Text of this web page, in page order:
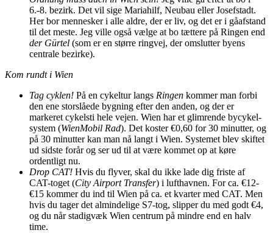
6.-8. bezirk. Det vil sige Mariahilf, Neubau eller Josefstadt.
Her bor mennesker i alle aldre, der er liv, og det er i gåafstand
til det meste. Jeg ville også vælge at bo tættere på Ringen end
der Gürtel (som er en større ringvej, der omslutter byens
centrale bezirke).
Kom rundt i Wien
Tag cyklen! På en cykeltur langs Ringen kommer man forbi
den ene storslåede bygning efter den anden, og der er
markeret cykelsti hele vejen. Wien har et glimrende bycykel-
system (WienMobil Rad). Det koster €0,60 for 30 minutter, og
på 30 minutter kan man nå langt i Wien. Systemet blev skiftet
ud sidste forår og ser ud til at være kommet op at køre
ordentligt nu.
Drop CAT! Hvis du flyver, skal du ikke lade dig friste af
CAT-toget (City Airport Transfer) i lufthavnen. For ca. €12-
€15 kommer du ind til Wien på ca. et kvarter med CAT. Men
hvis du tager det almindelige S7-tog, slipper du med godt €4,
og du når stadigvæk Wien centrum på mindre end en halv
time.